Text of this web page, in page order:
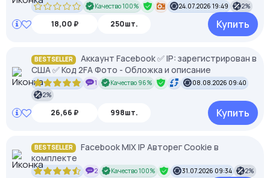
Качество 100% 24.07.2026 19:49 2%
18,00 ₽ 250шт. Купить
BESTSELLER
Аккаунт Facebook ✅ IP: зарегистрирован в
США ✅ Код 2FA Фото - Обложка и описание
1 Качество 96%
08.08.2026 09:40
2%
26,66 ₽ 998шт. Купить
BESTSELLER
Facebook MIX IP Авторег Cookie в
комплекте
2 Качество 100% 31.07.2026 09:34 2%